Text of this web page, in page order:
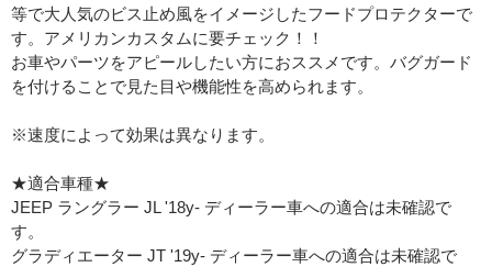
等で大人気のビス止め風をイメージしたフードプロテクターで
す。アメリカンカスタムに要チェック！！
お車やパーツをアピールしたい方におススメです。バグガード
を付けることで見た目や機能性を高められます。
※速度によって効果は異なります。
★適合車種★
JEEP ラングラー JL '18y- ディーラー車への適合は未確認で
す。
グラディエーター JT '19y- ディーラー車への適合は未確認で